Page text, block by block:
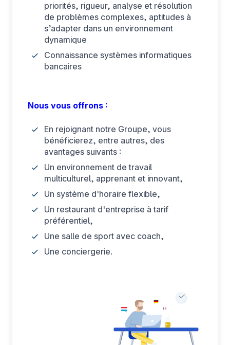
priorités, rigueur, analyse et résolution
de problèmes complexes, aptitudes à
s’adapter dans un environnement
dynamique
Connaissance systèmes informatiques
bancaires
Nous vous offrons :
En rejoignant notre Groupe, vous
bénéficierez, entre autres, des
avantages suivants :
Un environnement de travail
multiculturel, apprenant et innovant,
Un système d'horaire flexible,
Un restaurant d'entreprise à tarif
préférentiel,
Une salle de sport avec coach,
Une conciergerie.